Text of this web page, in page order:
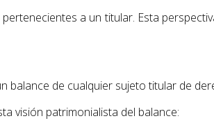
a un titular. Esta
de cualquier sujeto titular de
visión patrimonialista del balance: